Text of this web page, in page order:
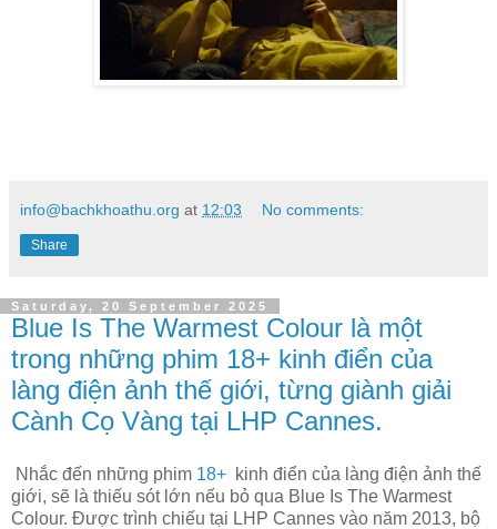
info@bachkhoathu.org at 12:03 No comments:
Share
Saturday, 20 September 2025
Blue Is The Warmest Colour là một
trong những phim 18+ kinh điển của
làng điện ảnh thế giới, từng giành giải
Cành Cọ Vàng tại LHP Cannes.
Nhắc đến những phim 18+ kinh điển của làng điện ảnh thế
giới, sẽ là thiếu sót lớn nếu bỏ qua Blue Is The Warmest
Colour. Được trình chiếu tại LHP Cannes vào năm 2013, bộ